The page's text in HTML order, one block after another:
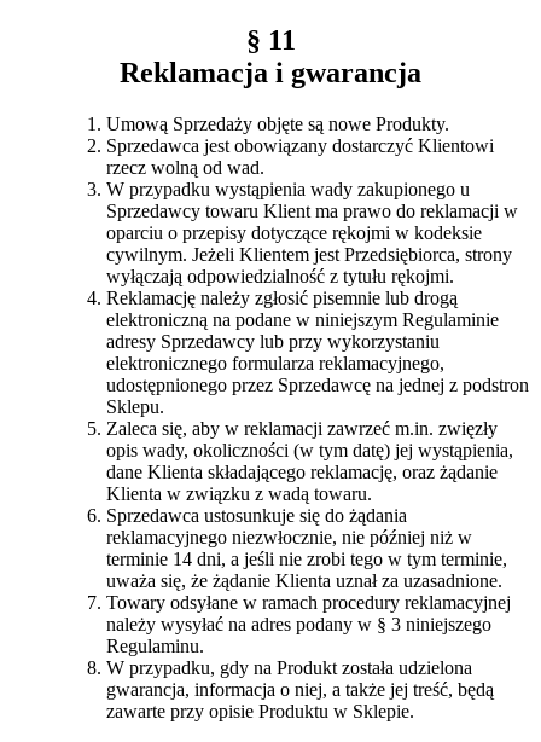
§ 11
Reklamacja i gwarancja
Umową Sprzedaży objęte są nowe Produkty.
Sprzedawca jest obowiązany dostarczyć Klientowi
rzecz wolną od wad.
W przypadku wystąpienia wady zakupionego u
Sprzedawcy towaru Klient ma prawo do reklamacji w
oparciu o przepisy dotyczące rękojmi w kodeksie
cywilnym. Jeżeli Klientem jest Przedsiębiorca, strony
wyłączają odpowiedzialność z tytułu rękojmi.
Reklamację należy zgłosić pisemnie lub drogą
elektroniczną na podane w niniejszym Regulaminie
adresy Sprzedawcy lub przy wykorzystaniu
elektronicznego formularza reklamacyjnego,
udostępnionego przez Sprzedawcę na jednej z podstron
Sklepu.
Zaleca się, aby w reklamacji zawrzeć m.in. zwięzły
opis wady, okoliczności (w tym datę) jej wystąpienia,
dane Klienta składającego reklamację, oraz żądanie
Klienta w związku z wadą towaru.
Sprzedawca ustosunkuje się do żądania
reklamacyjnego niezwłocznie, nie później niż w
terminie 14 dni, a jeśli nie zrobi tego w tym terminie,
uważa się, że żądanie Klienta uznał za uzasadnione.
Towary odsyłane w ramach procedury reklamacyjnej
należy wysyłać na adres podany w § 3 niniejszego
Regulaminu.
W przypadku, gdy na Produkt została udzielona
gwarancja, informacja o niej, a także jej treść, będą
zawarte przy opisie Produktu w Sklepie.